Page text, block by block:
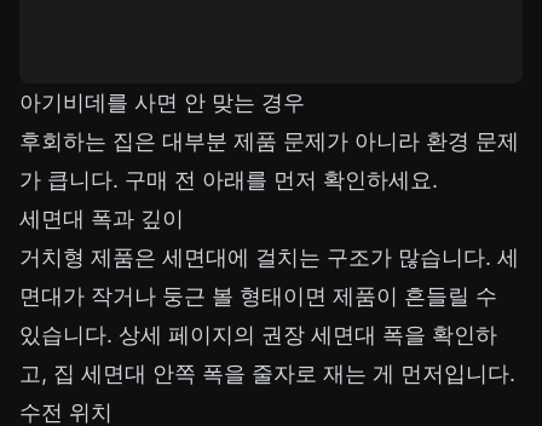
아기비데를 사면 안 맞는 경우
후회하는 집은 대부분 제품 문제가 아니라 환경 문제
가 큽니다. 구매 전 아래를 먼저 확인하세요.
세면대 폭과 깊이
거치형 제품은 세면대에 걸치는 구조가 많습니다. 세
면대가 작거나 둥근 볼 형태이면 제품이 흔들릴 수
있습니다. 상세 페이지의 권장 세면대 폭을 확인하
고, 집 세면대 안쪽 폭을 줄자로 재는 게 먼저입니다.
수전 위치